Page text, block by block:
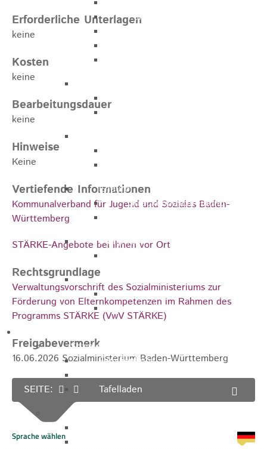
Palmares
Enduro
Streckenbeschreibung
Pumptrack
Bundesliga
Streckenbeschreibung
Ausschreibung
Soziales
Familienbüro
Ehrenamtsbörse
Tafelladen
Erforderliche Unterlagen
keine
Kosten
keine
Bearbeitungsdauer
keine
Hinweise
Keine
Vertiefende Informationen
Kommunalverband für Jugend und Soziales Baden-
Württemberg
STÄRKE-Angebote bei Ihnen vor Ort
Rechtsgrundlage
Verwaltungsvorschrift des Sozialministeriums zur
Förderung von Elternkompetenzen im Rahmen des
Programms STÄRKE (VwV STÄRKE)
Freigabevermerk
16.06.2026 Sozialministerium Baden-Württemberg
SEITE: